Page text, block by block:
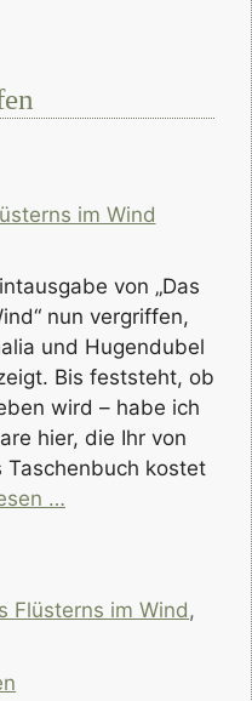
von „Das
nun vergriffen,
und Hugendubel
Bis feststeht, ob
wird – habe ich
hier, die Ihr von
Taschenbuch kostet
…
Flüsterns im Wind,